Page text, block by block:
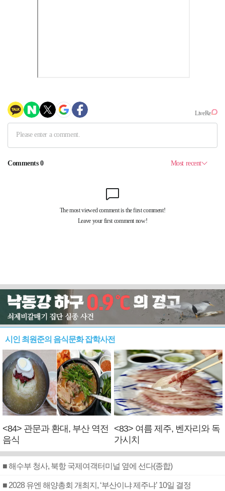
시인 최원준의 음식문화 잡학사전
<84> 관문과 환대, 부산 역전
음식
<83> 여름 제주, 벤자리와 독
가시치
■ 해수부 청사, 북항 국제여객터미널 옆에 선다(종합)
■ 2028 유엔 해양총회 개최지, ‘부산이냐 제주냐’ 10일 결정